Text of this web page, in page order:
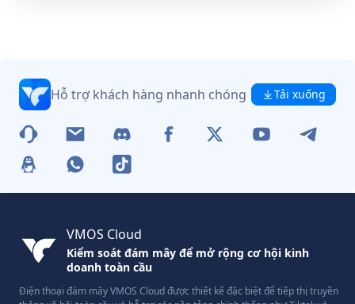
Hỗ trợ khách hàng nhanh chóng Tải xuống
VMOS Cloud
Kiểm soát đám mây để mở rộng cơ hội kinh
doanh toàn cầu
Điện thoại đám mây VMOS Cloud được thiết kế đặc biệt để tiếp thị truyền